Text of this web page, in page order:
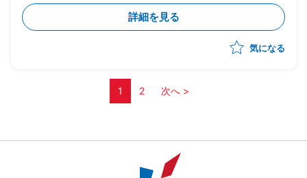
・先進事例の収集とクライアントへのインプット
・先進事例を踏まえクライアントに適した取組内容の検
討および提案
詳細を見る
気になる
1 2 次へ >